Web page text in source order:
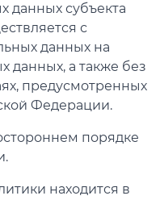
данных субъекта
с
данных на
данных, а также без
предусмотренных
Федерации.
порядке
находится в